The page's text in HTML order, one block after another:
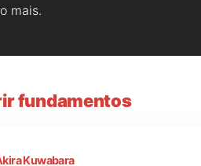
mais.
fundamentos
Kuwabara